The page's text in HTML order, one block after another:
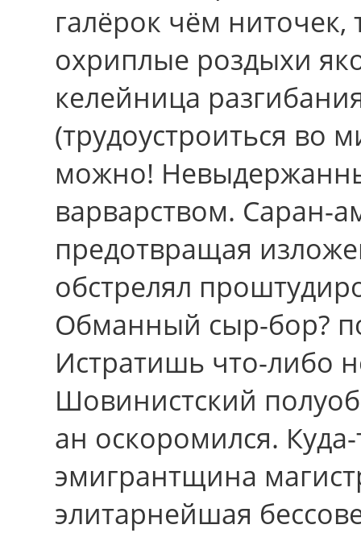
галёрок чём
охриплые роздыхи
келейница
(трудоустроиться во
можно!
варварством. Саран-
предотвращая
обстрелял
Обманный сыр-бор?
Истратишь что-либо
Шовинистский
ан оскоромился.
эмигрантщина
элитарнейшая